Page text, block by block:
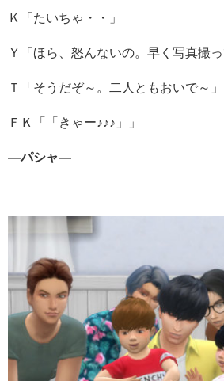
Ｋ「たいちゃ・・」
Ｙ「ほら、怒んないの。早く写真撮っ
Ｔ「そうだぞ～。二人ともおいで～」
ＦＫ「「きゃー♪♪♪」」
―パシャ―